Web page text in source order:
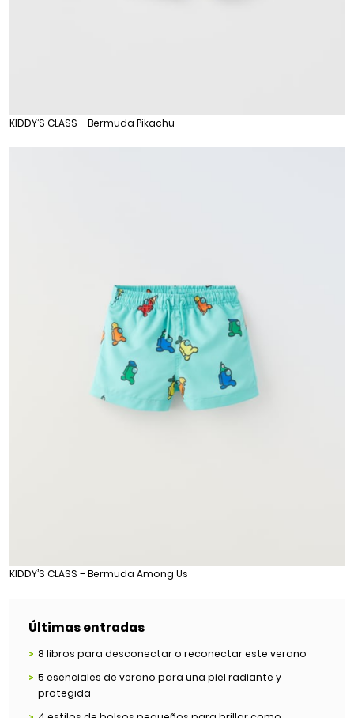
KIDDY’S CLASS – Bermuda Pikachu
KIDDY’S CLASS – Bermuda Among Us
Últimas entradas
8 libros para desconectar o reconectar este verano
5 esenciales de verano para una piel radiante y
protegida